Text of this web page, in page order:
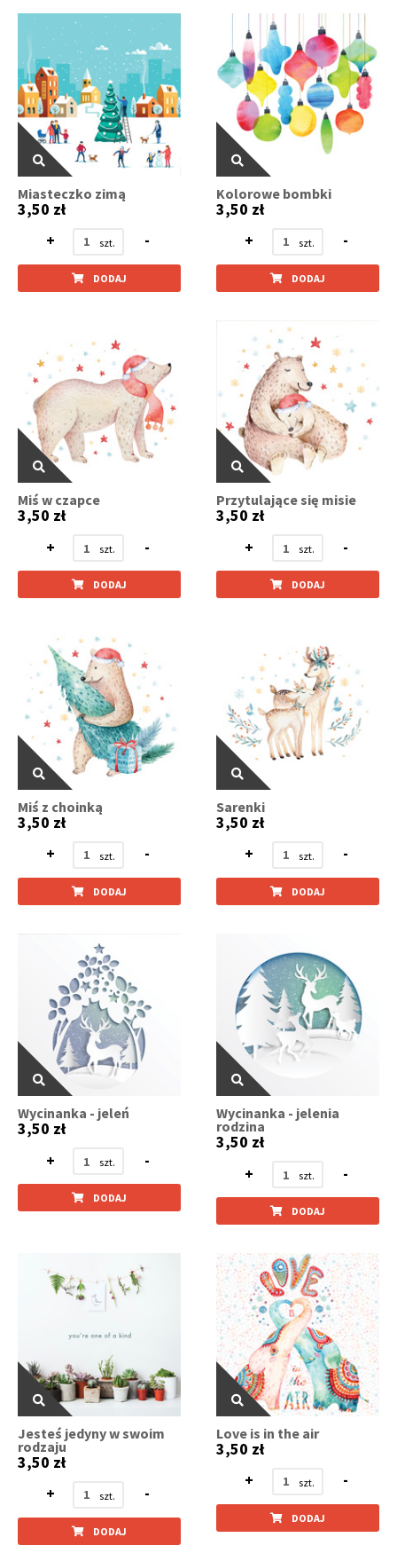
Miasteczko zimą
3,50 zł
+
-
DODAJ
Kolorowe bombki
3,50 zł
+
-
DODAJ
Miś w czapce
3,50 zł
+
-
DODAJ
Przytulające się misie
3,50 zł
+
-
DODAJ
Miś z choinką
3,50 zł
+
-
DODAJ
Sarenki
3,50 zł
+
-
DODAJ
Wycinanka - jeleń
3,50 zł
+
-
DODAJ
Wycinanka - jelenia
rodzina
3,50 zł
+
-
DODAJ
Jesteś jedyny w swoim
rodzaju
3,50 zł
+
-
DODAJ
Love is in the air
3,50 zł
+
-
DODAJ